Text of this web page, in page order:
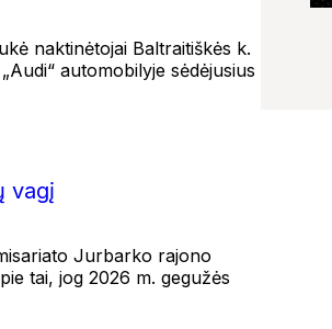
naktinėtojai Baltraitiškės k.
automobilyje sėdėjusius
vagį
Jurbarko rajono
tai, jog 2026 m. gegužės